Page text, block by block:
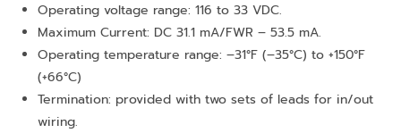
Operating voltage range: 116 to 33 VDC.
Maximum Current: DC 31.1 mA/FWR – 53.5 mA.
Operating temperature range: –31°F (–35°C) to +150°F
(+66°C)
Termination: provided with two sets of leads for in/out
wiring.